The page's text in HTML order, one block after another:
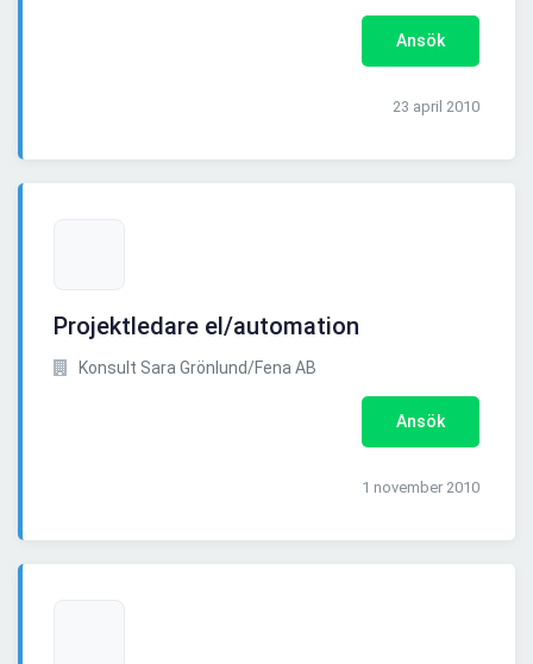
Ansök
23 april 2010
Projektledare el/automation
Konsult Sara Grönlund/Fena AB
Ansök
1 november 2010